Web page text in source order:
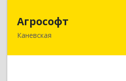
Агрософт
Каневская
353730, Краснодарский